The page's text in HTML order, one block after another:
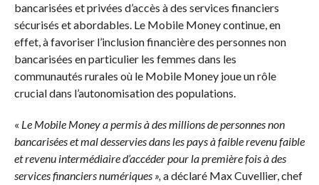
bancarisées et privées d’accès à des services financiers
sécurisés et abordables. Le Mobile Money continue, en
effet, à favoriser l’inclusion financière des personnes non
bancarisées en particulier les femmes dans les
communautés rurales où le Mobile Money joue un rôle
crucial dans l’autonomisation des populations.
« Le Mobile Money a permis à des millions de personnes non
bancarisées et mal desservies dans les pays à faible revenu faible
et revenu intermédiaire d’accéder pour la première fois à des
services financiers numériques »,a déclaré Max Cuvellier, chef